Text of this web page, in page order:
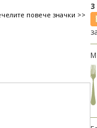
повече значки >>